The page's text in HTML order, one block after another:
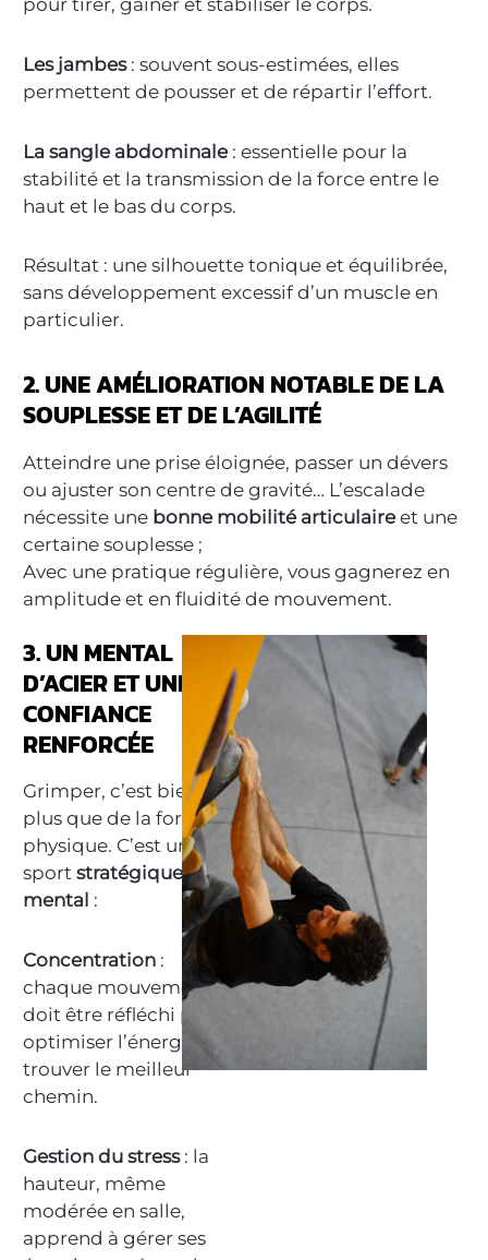
pour tirer, gainer et stabiliser le corps.
Les jambes: souvent sous-estimées, elles
permettent de pousser et de répartir l’effort.
La sangle abdominale: essentielle pour la
stabilité et la transmission de la force entre le
haut et le bas du corps.
Résultat : une silhouette tonique et équilibrée,
sans développement excessif d’un muscle en
particulier.
2. UNE AMÉLIORATION NOTABLE DE LA
SOUPLESSE ET DE L’AGILITÉ
Atteindre une prise éloignée, passer un dévers
ou ajuster son centre de gravité… L’escalade
nécessite une bonne mobilité articulaireet une
certaine souplesse ;
Avec une pratique régulière, vous gagnerez en
amplitude et en fluidité de mouvement.
3. UN MENTAL
D’ACIER ET UNE
CONFIANCE
RENFORCÉE
Grimper, c’est bien
plus que de la force
physique. C’est un
sportstratégiqueet
mental :
Concentration :
chaque mouvement
doit être réfléchi pour
optimiser l’énergie et
trouver le meilleur
chemin.
Gestion du stress: la
hauteur, même
modérée en salle,
apprend à gérer ses